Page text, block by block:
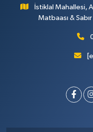
İstiklal Mahallesi,
Matbaası &